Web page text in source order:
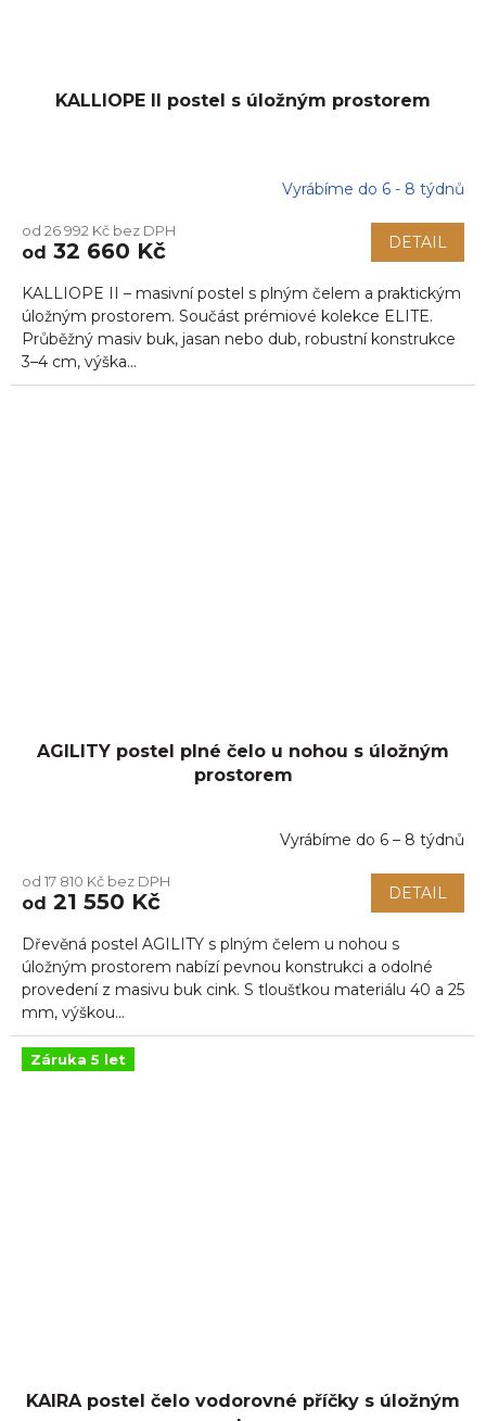
KALLIOPE II postel s úložným prostorem
Vyrábíme do 6 - 8 týdnů
od 26 992 Kč bez DPH
od 32 660 Kč DETAIL
KALLIOPE II – masivní postel s plným čelem a praktickým
úložným prostorem. Součást prémiové kolekce ELITE.
Průběžný masiv buk, jasan nebo dub, robustní konstrukce
3–4 cm, výška...
AGILITY postel plné čelo u nohou s úložným
prostorem
produktu
je
z
5
hvězdiček.
Vyrábíme do 6 – 8 týdnů
od 17 810 Kč bez DPH
od 21 550 Kč DETAIL
Dřevěná postel AGILITY s plným čelem u nohou s
úložným prostorem nabízí pevnou konstrukci a odolné
provedení z masivu buk cink. S tloušťkou materiálu 40 a 25
mm, výškou...
Záruka 5 let
KAIRA postel čelo vodorovné příčky s úložným